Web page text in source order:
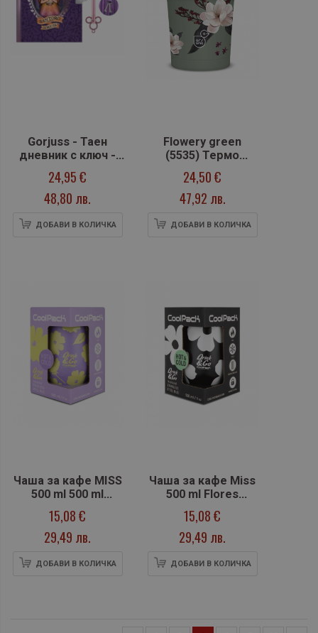
Gorjuss - Таен
дневник с ключ -
Firefly Dawn
24,95 €
48,80 лв.
ДОБАВИ В КОЛИЧКА
Flowery green
(5535) Термо
чаша-350ml
24,50 €
47,92 лв.
ДОБАВИ В КОЛИЧКА
Чаша за кафе MISS
500 ml 500 ml
FLORES LILA
15,08 €
29,49 лв.
ДОБАВИ В КОЛИЧКА
Чаша за кафе Miss
500 ml Flores
Jasmine
15,08 €
29,49 лв.
ДОБАВИ В КОЛИЧКА